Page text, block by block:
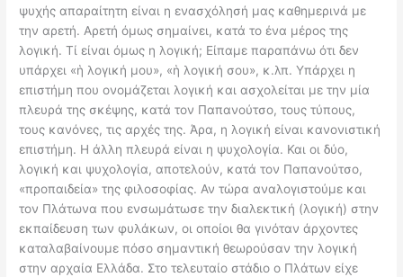
ψυχής απαραίτητη είναι η ενασχόλησή μας καθημερινά με
την αρετή. Αρετή όμως σημαίνει, κατά το ένα μέρος της
λογική. Τί είναι όμως η λογική; Είπαμε παραπάνω ότι δεν
υπάρχει «ἡ λογική μου», «ἡ λογική σου», κ.λπ. Υπάρχει η
επιστήμη που ονομάζεται λογική και ασχολείται με την μία
πλευρά της σκέψης, κατά τον Παπανούτσο, τους τύπους,
τους κανόνες, τις αρχές της. Άρα, η λογική είναι κανονιστική
επιστήμη. Η άλλη πλευρά είναι η ψυχολογία. Και οι δύο,
λογική και ψυχολογία, αποτελούν, κατά τον Παπανούτσο,
«προπαιδεία» της φιλοσοφίας. Αν τώρα αναλογιστούμε και
τον Πλάτωνα που ενσωμάτωσε την διαλεκτική (λογική) στην
εκπαίδευση των φυλάκων, οι οποίοι θα γινόταν άρχοντες
καταλαβαίνουμε πόσο σημαντική θεωρούσαν την λογική
στην αρχαία Ελλάδα. Στο τελευταίο στάδιο ο Πλάτων είχε